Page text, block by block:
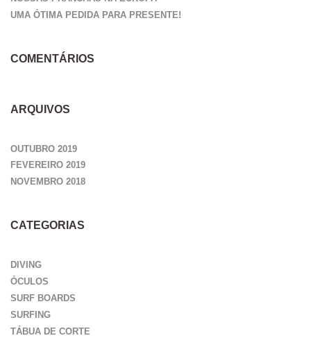
UMA ÓTIMA PEDIDA PARA PRESENTE!
COMENTÁRIOS
ARQUIVOS
OUTUBRO 2019
FEVEREIRO 2019
NOVEMBRO 2018
CATEGORIAS
DIVING
ÓCULOS
SURF BOARDS
SURFING
TÁBUA DE CORTE